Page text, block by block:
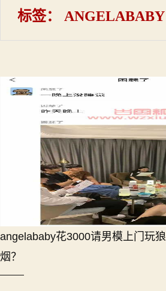
标签： ANGELABABY
angelababy花3000请男模上门玩
烟？